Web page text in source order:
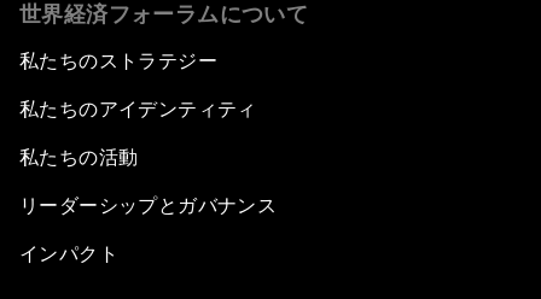
世界経済フォーラムについて
私たちのストラテジー
私たちのアイデンティティ
私たちの活動
リーダーシップとガバナンス
インパクト